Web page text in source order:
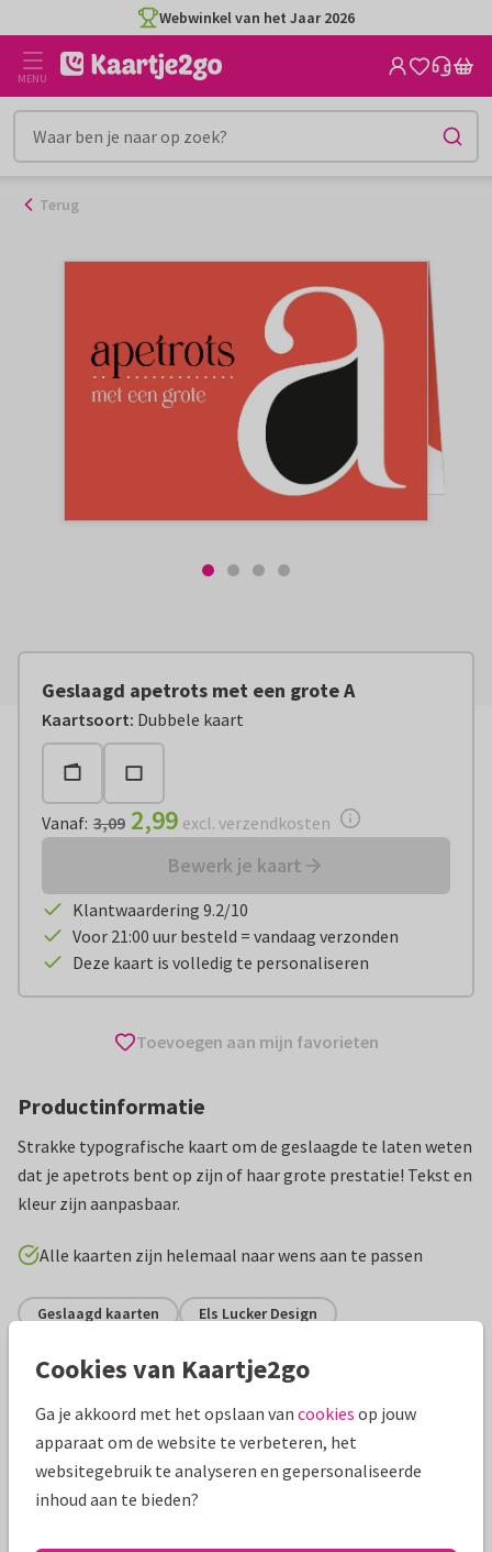
naar
inhoud
Webwinkel van het Jaar 2026
MENU
Terug
Geslaagd apetrots met een grote A
Kaartsoort: Dubbele kaart
Vanaf:€ 2,99 excl. verzendkosten
Vanaf: 3,09 2,99 excl. verzendkosten
Bewerk je kaart
Klantwaardering 9.2/10
Voor 21:00 uur besteld = vandaag verzonden
Deze kaart is volledig te personaliseren
Toevoegen aan mijn favorieten
Productinformatie
Strakke typografische kaart om de geslaagde te laten weten
dat je apetrots bent op zijn of haar grote prestatie! Tekst en
kleur zijn aanpasbaar.
Alle kaarten zijn helemaal naar wens aan te passen
Geslaagd kaarten Els Lucker Design
Specificaties bij deze kaart
Papiersoort: Kies uit 6 luxe papiersoorten
Witte vensterenvelop
Cookies van Kaartje2go
Ga je akkoord met het opslaan van cookies op jouw
apparaat om de website te verbeteren, het
websitegebruik te analyseren en gepersonaliseerde
inhoud aan te bieden?